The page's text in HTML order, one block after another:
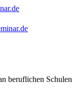
beruflichen Schulen